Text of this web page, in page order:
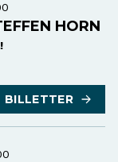
HORN
BILLETTER